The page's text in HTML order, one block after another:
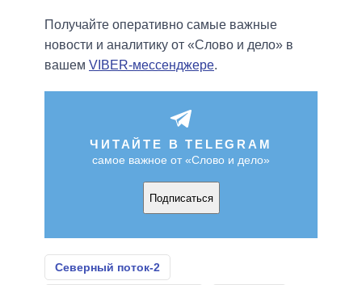
Получайте оперативно самые важные
новости и аналитику от «Слово и дело» в
вашем VIBER-мессенджере.
ЧИТАЙТЕ В TELEGRAM
самое важное от «Слово и дело»
Подписаться
Северный поток-2